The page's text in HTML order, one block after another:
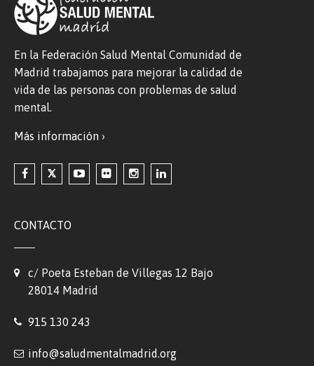
En la Federación Salud Mental Comunidad de
Madrid trabajamos para mejorar la calidad de
vida de las personas con problemas de salud
mental.
Más información ›
CONTACTO
c/ Poeta Esteban de Villegas 12 Bajo
28014 Madrid
915 130 243
info@saludmentalmadrid.org